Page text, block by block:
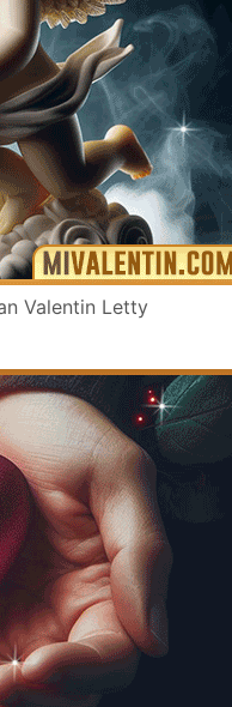
Valentin Letty